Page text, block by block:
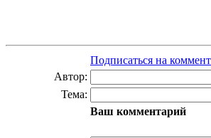
Подписаться на
Автор:
Тема:
Ваш комментарий